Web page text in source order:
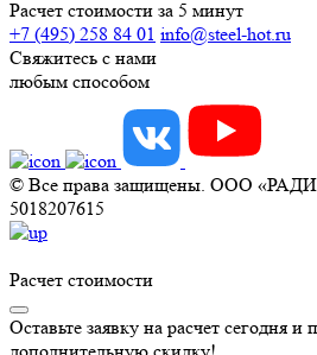
Расчет стоимости за 5 минут
+7 (495) 258 84 01 info@steel-hot.ru
Свяжитесь с нами
любым способом
© Все права защищены. ООО
5018207615
Расчет стоимости
Оставьте заявку на расчет сегодня и